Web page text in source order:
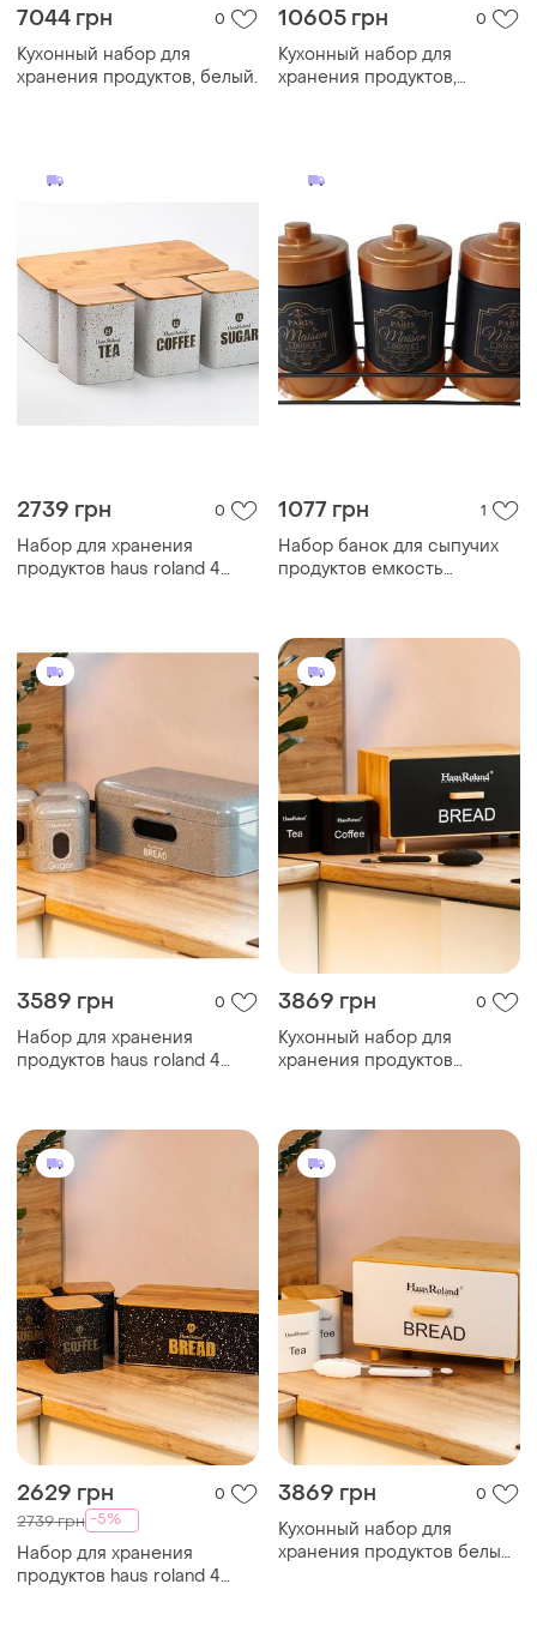
7044 грн 0
Кухонный набор для
хранения продуктов, белый.
10605 грн 0
Кухонный набор для
хранения продуктов,
2739 грн 0
Набор для хранения
продуктов haus roland 4
1077 грн 1
Набор банок для сыпучих
продуктов емкость
хранения forkopt
3589 грн 0
Набор для хранения
продуктов haus roland 4
3869 грн 0
Кухонный набор для
хранения продуктов
2629 грн 0
2739 грн -5%
Набор для хранения
продуктов haus roland 4
3869 грн 0
Кухонный набор для
хранения продуктов белый